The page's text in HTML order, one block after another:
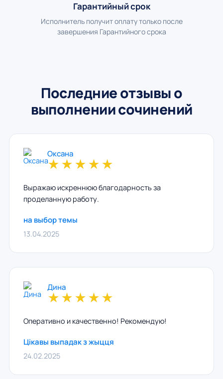
Гарантийный срок
Исполнитель получит оплату только после
завершения Гарантийного срока
Последние отзывы о
выполнении сочинений
Оксана
★★★★★
Выражаю искреннюю благодарность за
проделанную работу.
на выбор темы
13.04.2025
Дина
★★★★★
Оперативно и качественно! Рекомендую!
Цікавы выпадак з жыцця
24.02.2025